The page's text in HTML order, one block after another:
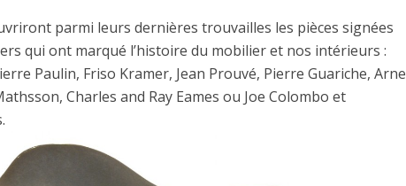
parmi leurs dernières trouvailles les pièces signées
qui ont marqué l’histoire du mobilier et nos intérieurs :
Paulin, Friso Kramer, Jean Prouvé, Pierre Guariche, Arne
Charles and Ray Eames ou Joe Colombo et